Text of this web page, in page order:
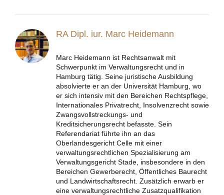
RA Dipl. iur. Marc Heidemann
Marc Heidemann ist Rechtsanwalt mit
Schwerpunkt im Verwaltungsrecht und in
Hamburg tätig. Seine juristische Ausbildung
absolvierte er an der Universität Hamburg, wo
er sich intensiv mit den Bereichen Rechtspflege,
Internationales Privatrecht, Insolvenzrecht sowie
Zwangsvollstreckungs- und
Kreditsicherungsrecht befasste. Sein
Referendariat führte ihn an das
Oberlandesgericht Celle mit einer
verwaltungsrechtlichen Spezialisierung am
Verwaltungsgericht Stade, insbesondere in den
Bereichen Gewerberecht, Öffentliches Baurecht
und Landwirtschaftsrecht. Zusätzlich erwarb er
eine verwaltungsrechtliche Zusatzqualifikation